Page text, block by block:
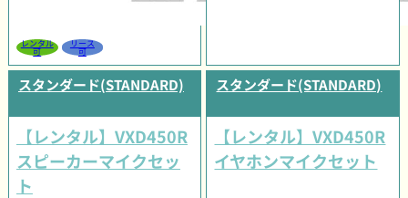
レンタル
可
リース
可
スタンダード(STANDARD)
【レンタル】VXD450R
スピーカーマイクセッ
ト
スタンダード(STANDARD)
【レンタル】VXD450R
イヤホンマイクセット